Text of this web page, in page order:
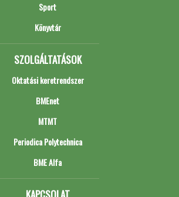
Sport
Könyvtár
SZOLGÁLTATÁSOK
Oktatási keretrendszer
BMEnet
MTMT
Periodica Polytechnica
BME Alfa